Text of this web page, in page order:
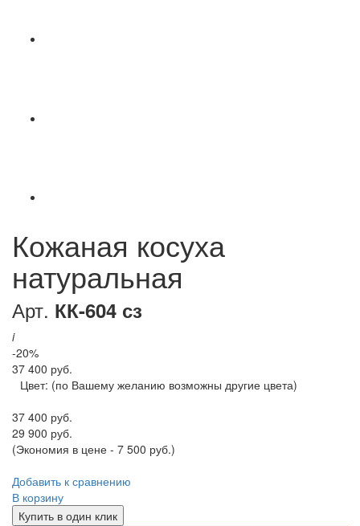
Кожаная косуха
натуральная
Арт. КК-604 сз
i
-20%
37 400 руб.
Цвет: (по Вашему желанию возможны другие цвета)
37 400 руб.
29 900 руб.
(Экономия в цене - 7 500 руб.)
Добавить к сравнению
В корзину
Купить в один клик